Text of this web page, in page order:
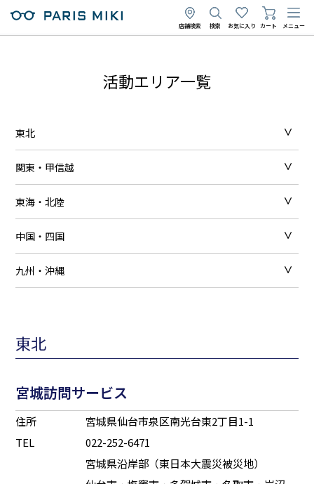
店舗検索 検索 お気に入り カート メニュー
活動エリア一覧
東北
関東・甲信越
東海・北陸
中国・四国
九州・沖縄
東北
宮城訪問サービス
住所
宮城県仙台市泉区南光台東2丁目1-1
TEL
022-252-6471
宮城県沿岸部（東日本大震災被災地）